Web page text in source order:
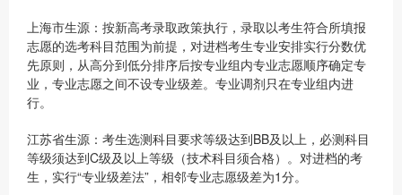
上海市生源：按新高考录取政策执行，录取以考生符合所填报
志愿的选考科目范围为前提，对进档考生专业安排实行分数优
先原则，从高分到低分排序后按专业组内专业志愿顺序确定专
业，专业志愿之间不设专业级差。专业调剂只在专业组内进
行。
江苏省生源：考生选测科目要求等级达到BB及以上，必测科目
等级须达到C级及以上等级（技术科目须合格）。对进档的考
生，实行“专业级差法”，相邻专业志愿级差为1分。